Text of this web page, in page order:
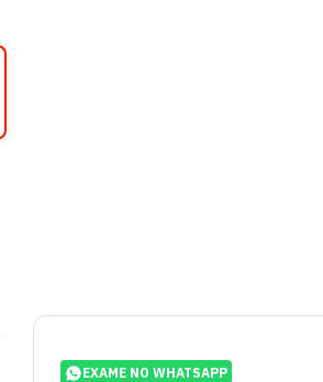
EXAME NO WHATSAPP